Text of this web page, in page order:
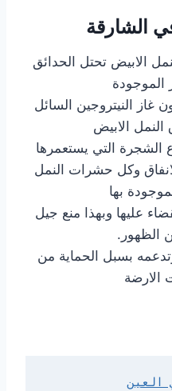
الشارقة
الابيض تحتل الحدائق
الموجودة
غاز النيتروجين السائل
النمل الابيض
الشجرة التي يستعمرها
وكل حشرات النمل
بها
عليها وبهذا منع جيل
الظهور.
بسبل الحماية من
الارضة
العين